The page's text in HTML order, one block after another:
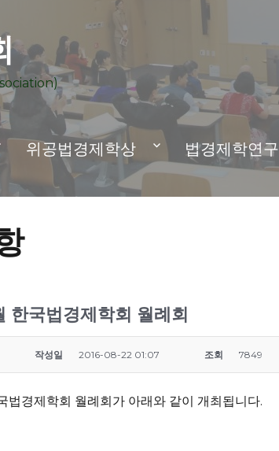
위공법경제학상 법경제학연구
한국법경제학회 월례회
작성일 2016-08-22 01:07 조회 7849
법경제학회 월례회가 아래와 같이 개최됩니다.